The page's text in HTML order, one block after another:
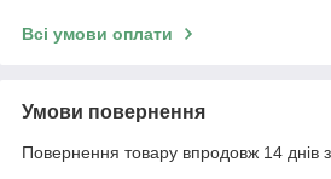
Всі умови оплати
Умови повернення
Повернення товару впродовж 14 днів